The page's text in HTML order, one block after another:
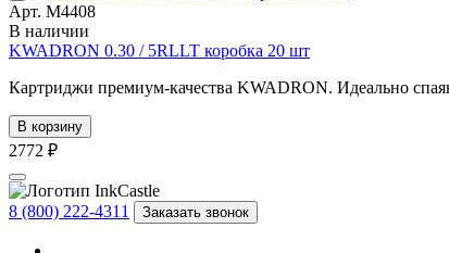
Арт. М4408
В наличии
KWADRON 0.30 / 5RLLT коробка 20 шт
Картриджи премиум-качества KWADRON. Идеально
В корзину
2772 ₽
8 (800) 222-4311 Заказать звонок